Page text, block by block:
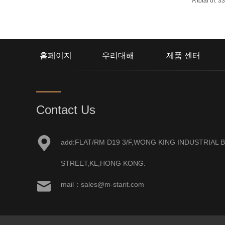
add:FLAT/RM D19 3/F,WONG KING INDUSTRIAL
STREET,KL,HONG KONG.
mail：sales@m-starit.com
홈페이지 우리대해 제품 센터
Contact Us